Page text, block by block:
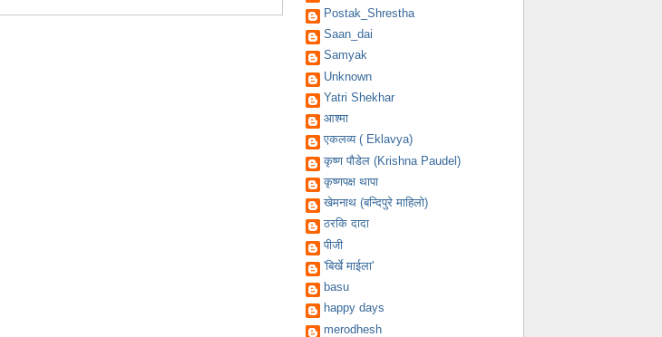
Postak_Shrestha
Saan_dai
Samyak
Unknown
Yatri Shekhar
आश्मा
एकलव्य ( Eklavya)
कृष्ण पौडेल (Krishna Paudel)
कृष्णपक्ष थापा
खेमनाथ (बन्दिपुरे माहिलो)
ठरकि दादा
पीजी
'बिर्खे माईला'
basu
happy days
merodhesh